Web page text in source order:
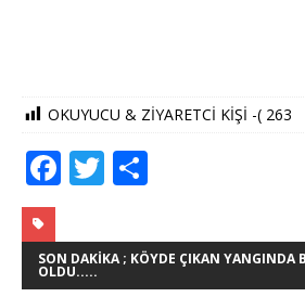
OKUYUCU & ZİYARETCİ KİŞİ -( 263
F
c
e
T
it
te
ar
e
SON DAKIKA ; KÖYDE ÇIKAN YANGINDA
OLDU.....